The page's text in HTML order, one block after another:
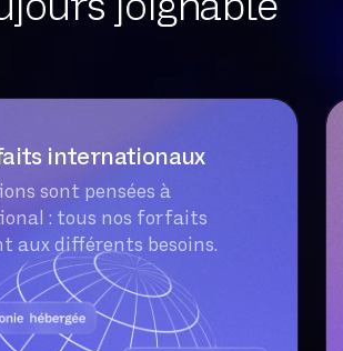
internationaux
sont pensées à
: tous nos forfaits
aux différents besoins.